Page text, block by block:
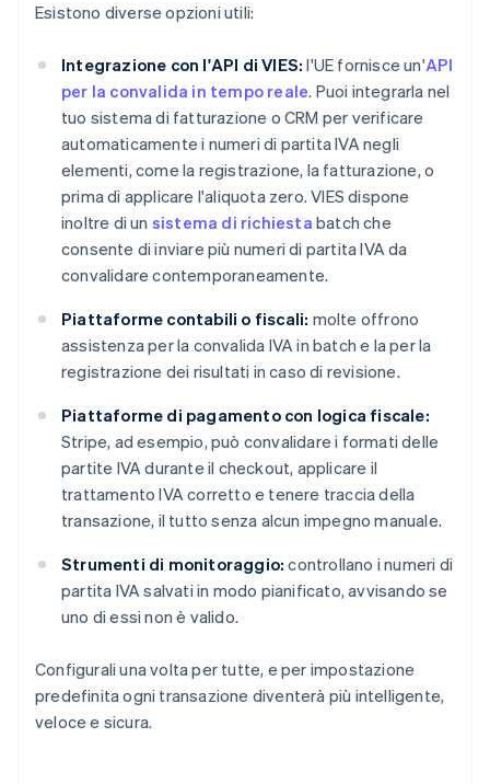
Esistono diverse opzioni utili:
Integrazione con l'API di VIES: l'UE fornisce un'API
per la convalida in tempo reale. Puoi integrarla nel
tuo sistema di fatturazione o CRM per verificare
automaticamente i numeri di partita IVA negli
elementi, come la registrazione, la fatturazione, o
prima di applicare l'aliquota zero. VIES dispone
inoltre di un sistema di richiesta batch che
consente di inviare più numeri di partita IVA da
convalidare contemporaneamente.
Piattaforme contabili o fiscali: molte offrono
assistenza per la convalida IVA in batch e la per la
registrazione dei risultati in caso di revisione.
Piattaforme di pagamento con logica fiscale:
Stripe, ad esempio, può convalidare i formati delle
partite IVA durante il checkout, applicare il
trattamento IVA corretto e tenere traccia della
transazione, il tutto senza alcun impegno manuale.
Strumenti di monitoraggio: controllano i numeri di
partita IVA salvati in modo pianificato, avvisando se
uno di essi non è valido.
Configurali una volta per tutte, e per impostazione
predefinita ogni transazione diventerà più intelligente,
veloce e sicura.